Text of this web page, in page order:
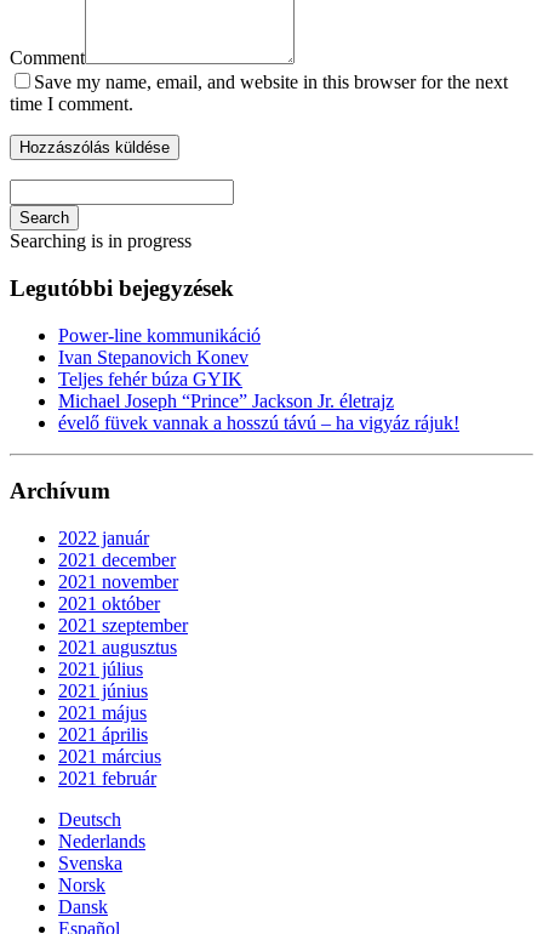
Comment
Save my name, email, and website in this browser for the next
time I comment.
Search
Searching is in progress
Legutóbbi bejegyzések
Power-line kommunikáció
Ivan Stepanovich Konev
Teljes fehér búza GYIK
Michael Joseph “Prince” Jackson Jr. életrajz
évelő füvek vannak a hosszú távú – ha vigyáz rájuk!
Archívum
2022 január
2021 december
2021 november
2021 október
2021 szeptember
2021 augusztus
2021 július
2021 június
2021 május
2021 április
2021 március
2021 február
Deutsch
Nederlands
Svenska
Norsk
Dansk
Español